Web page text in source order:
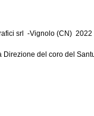
srl -Vignolo (CN) 2022
del coro del